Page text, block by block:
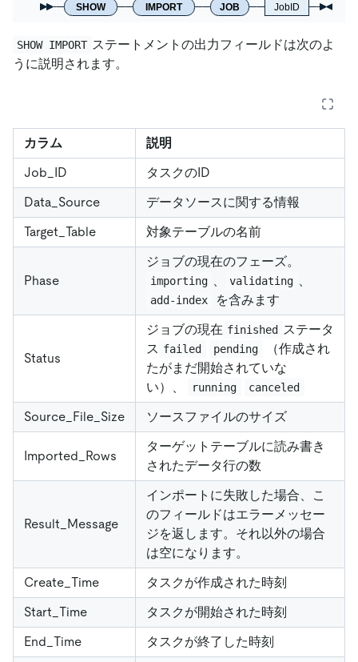
SHOW IMPORT JOB JobID
SHOW IMPORT ステートメントの出力フィールドは次のよ
うに説明されます。
カラム
説明
Job_ID
タスクのID
Data_Source
データソースに関する情報
Target_Table
対象テーブルの名前
Phase
ジョブの現在のフェーズ。
importing 、 validating 、
add-index を含みます
Status
ジョブの現在 finished ステータ
ス failed pending
（作成され
たがまだ開始されていな
い）、
running canceled
Source_File_Size ソースファイルのサイズ
Imported_Rows
ターゲットテーブルに読み書き
されたデータ行の数
Result_Message
インポートに失敗した場合、こ
のフィールドはエラーメッセー
ジを返します。それ以外の場合
は空になります。
Create_Time
タスクが作成された時刻
Start_Time
タスクが開始された時刻
End_Time
タスクが終了した時刻